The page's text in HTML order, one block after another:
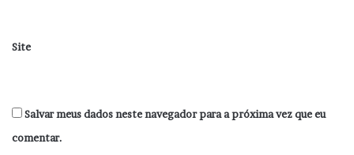
Site
Salvar meus dados neste navegador para a próxima vez que eu
comentar.